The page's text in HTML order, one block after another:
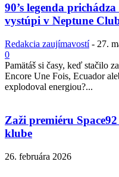
90’s legenda
vystúpi v Neptune
Redakcia zaujímavostí - 27.
0
Pamätáš si časy, keď stačilo
Encore Une Fois, Ecuador
explodoval energiou?...
Zaži premiéru
klube
26. februára 2026